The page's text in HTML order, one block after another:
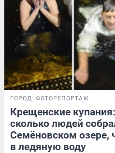
ГОРОД ФОТОРЕПОРТАЖ
Крещенские
сколько людей
Семёновском озере,
в ледяную воду